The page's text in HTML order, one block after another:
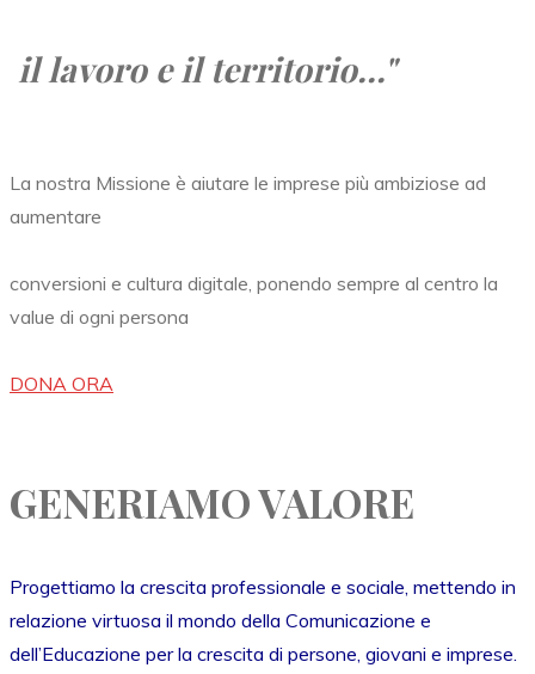
il lavoro eil territorio..."
La nostra Missione è aiutare le imprese più ambiziose ad
aumentare
conversioni e cultura digitale, ponendo sempre al centro la
value di ogni persona
DONA ORA
GENERIAMO VALORE
Progettiamo la crescita professionale e sociale, mettendo in
relazione virtuosa il mondo della Comunicazione e
dell’Educazione per la crescita di persone, giovani e imprese.